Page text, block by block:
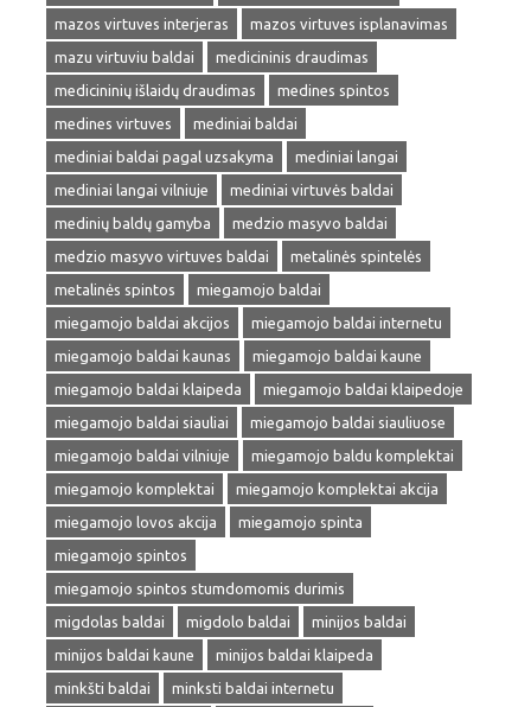
mazos virtuves interjeras
mazos virtuves isplanavimas
mazu virtuviu baldai
medicininis draudimas
medicininių išlaidų draudimas
medines spintos
medines virtuves
mediniai baldai
mediniai baldai pagal uzsakyma
mediniai langai
mediniai langai vilniuje
mediniai virtuvės baldai
medinių baldų gamyba
medzio masyvo baldai
medzio masyvo virtuves baldai
metalinės spintelės
metalinės spintos
miegamojo baldai
miegamojo baldai akcijos
miegamojo baldai internetu
miegamojo baldai kaunas
miegamojo baldai kaune
miegamojo baldai klaipeda
miegamojo baldai klaipedoje
miegamojo baldai siauliai
miegamojo baldai siauliuose
miegamojo baldai vilniuje
miegamojo baldu komplektai
miegamojo komplektai
miegamojo komplektai akcija
miegamojo lovos akcija
miegamojo spinta
miegamojo spintos
miegamojo spintos stumdomomis durimis
migdolas baldai
migdolo baldai
minijos baldai
minijos baldai kaune
minijos baldai klaipeda
minkšti baldai
minksti baldai internetu